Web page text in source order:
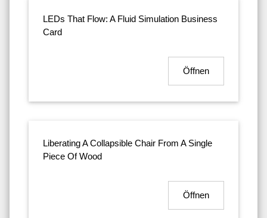
LEDs That Flow: A Fluid Simulation Business
Card
Öffnen
Liberating A Collapsible Chair From A Single
Piece Of Wood
Öffnen